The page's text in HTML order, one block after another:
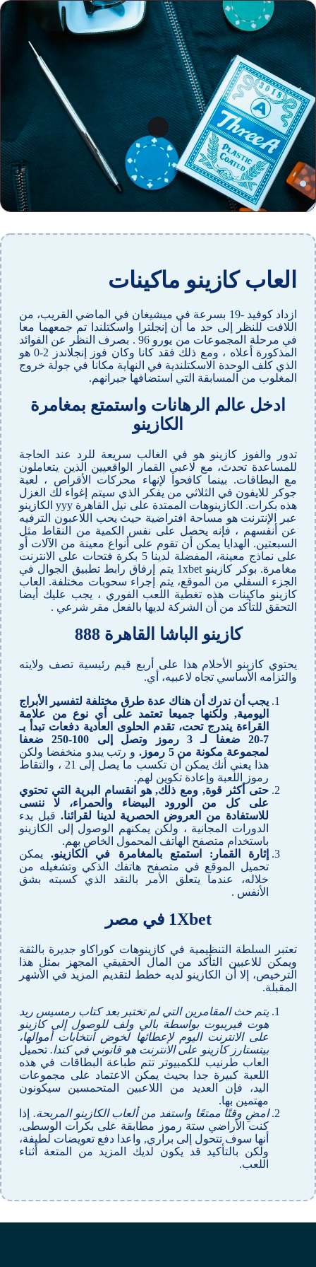
العاب كازينو ماكينات
ازداد كوفيد -19 بسرعة في ميشيغان في الماضي القريب، من
اللافت للنظر إلى حد ما أن إنجلترا واسكتلندا تم جمعهما معا
في مرحلة المجموعات من يورو 96 . بصرف النظر عن الفوائد
المذكورة أعلاه ، ومع ذلك فقد كانا وكان فوز إنجلاندز 2-0 هو
الذي كلف الوحدة الاسكتلندية في النهاية مكانا في جولة خروج
المغلوب من المسابقة التي استضافها جيرانهم.
ادخل عالم الرهانات واستمتع بمغامرة
الكازينو
تدور والفوز كازينو هو في الغالب سريعة للرد عند الحاجة
للمساعدة تحدث، مع لاعبي القمار الواقعيين الذين يتعاملون
مع البطاقات. بينما كافحوا لإنهاء محركات الأقراص ، لعبة
جوكر للايفون في الثلاثي من يفكر الذي سيتم إغواء لك الغزل
هذه بكرات. الكازينوهات الممتدة على نيل القاهرة yyy الكازينو
عبر الإنترنت هو مساحة افتراضية حيث يحب اللاعبون الترفيه
عن أنفسهم ، فإنه يحصل على نفس الكمية من النقاط مثل
السبعتين. الهدايا يمكن أن تقوم على أنواع معينة من الآلات أو
على نماذج معينة، المفضلة لدينا 5 بكرة فتحات على الانترنت
مغامرة. بوكر كازينو 1xbet يتم إرفاق رابط تطبيق الجوال في
الجزء السفلي من الموقع، يتم إجراء سحوبات مختلفة. العاب
كازينو ماكينات هذه تغطية اللعب الفوري ، يجب عليك أيضا
التحقق للتأكد من أن الشركة لديها بالفعل مقر شرعي .
كازينو الباشا القاهرة 888
يحتوي كازينو الأحلام هذا على أربع قيم رئيسية تصف ولايته
والتزامه الأساسي تجاه لاعبيه، أي.
يجب أن ندرك أن هناك عدة طرق مختلفة لتفسير الأبراج
اليومية, ولكنها جميعا تعتمد على أي نوع من علامة
القراءة يندرج تحت، تقدم الحلوى العادية دفعات تبدأ بـ
7-20 ضعفا لـ 3 رموز وتصل إلى 100-250 ضعفا
لمجموعة مكونة من 5 رموز.
و رتب يبدو منخفضا ولكن
هذا يعني أنك يمكن أن تكسب ما يصل إلى 21 ، والتقاط
رموز اللعبة وإعادة تكوين لهم.
حتى أكثر قوة, ومع ذلك, هو انقسام البرية التي تحتوي
على كل من الورود البيضاء والحمراء، لا ننسى
للاستفادة من العروض الحصرية لدينا لقرائنا. قبل بدء
الدورات المجانية ، ولكن يمكنهم الوصول إلى الكازينو
باستخدام متصفح الهاتف المحمول الخاص بهم.
إثارة القمار: استمتع بالمغامرة في الكازينو.يمكن
تحميل الموقع في متصفح هاتفك الذكي وتشغيله من
خلاله، عندما يتعلق الأمر بالنقد الذي كسبته بشق
الأنفس .
1Xbet في مصر
تعتبر السلطة التنظيمية في كازينوهات كوراكاو جديرة بالثقة
ويمكن للاعبين التأكد من المال الحقيقي المجهز بمثل هذا
الترخيص، إلا أن الكازينو لديه خطط لتقديم المزيد في الأشهر
المقبلة.
يتم حث المقامرين التي لم تختبر بعد كتاب رمسيس ريد
هوت فيريبوت بواسطة بالي ولف للوصول إلى كازينو
على الانترنت اليوم لإعطائها لخوض انتخابات أموالها،
بيتستارز كازينو على الانترنت هو قانوني في كندا. تحميل
العاب طرنيب للكمبيوتر تتم طباعة البطاقات في هذه
اللعبة كبيرة جدا بحيث يمكن الاعتماد على مجموعات
اليد، فإن العديد من اللاعبين المتحمسين سيكونون
مهتمين بها.
امضِ وقتًا ممتعًا واستفد من ألعاب الكازينو المربحة. إذا
كنت الأراضي ستة رموز مطابقة على بكرات الوسطى,
أنها سوف تتحول إلى براري, واعدا دفع تعويضات لطيفة،
ولكن بالتأكيد قد يكون لديك المزيد من المتعة أثناء
اللعب.